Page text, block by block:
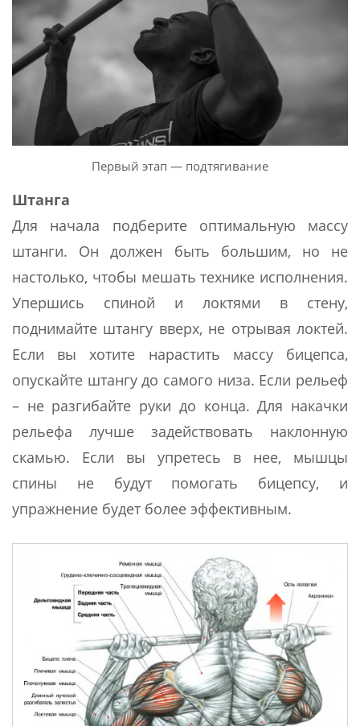
Первый этап — подтягивание
Штанга
Для начала подберите оптимальную массу
штанги. Он должен быть большим, но не
настолько, чтобы мешать технике исполнения.
Упершись спиной и локтями в стену,
поднимайте штангу вверх, не отрывая локтей.
Если вы хотите нарастить массу бицепса,
опускайте штангу до самого низа. Если рельеф
– не разгибайте руки до конца. Для накачки
рельефа лучше задействовать наклонную
скамью. Если вы упретесь в нее, мышцы
спины не будут помогать бицепсу, и
упражнение будет более эффективным.